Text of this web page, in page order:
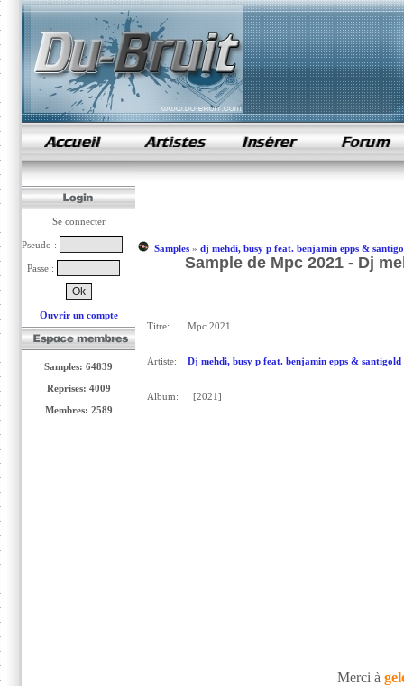
samples de rap
Se connecter
Pseudo :
Passe :
Ouvrir un compte
Samples: 64839
Reprises: 4009
Membres: 2589
Samples» dj mehdi, busy p feat. benjamin epps &
Sample de Mpc 2021 - Dj
Titre: Mpc 2021
Artiste: Dj mehdi, busy p feat. benjamin epps & santigold
Album: [2021]
Merci à